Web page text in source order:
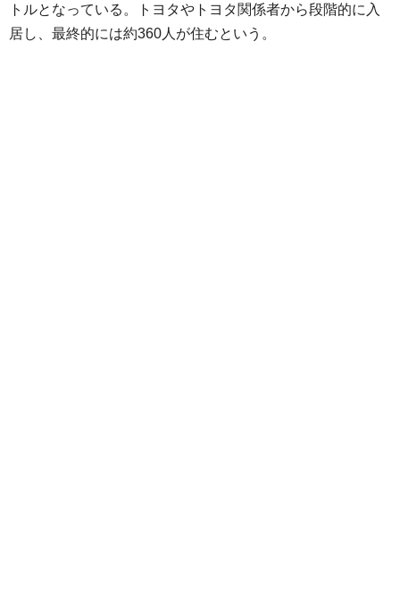
トルとなっている。トヨタやトヨタ関係者から段階的に入
居し、最終的には約360人が住むという。